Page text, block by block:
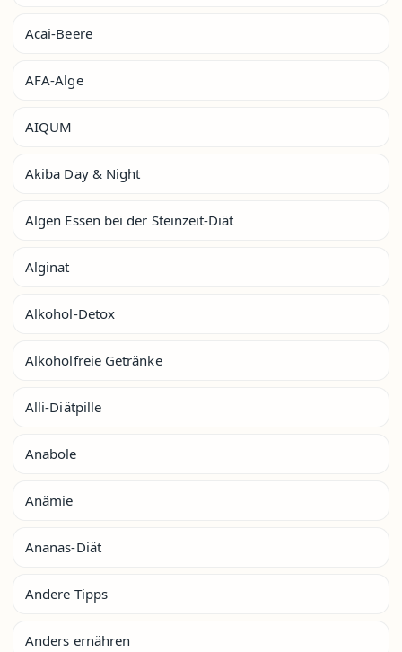
Acai-Beere
AFA-Alge
AIQUM
Akiba Day & Night
Algen Essen bei der Steinzeit-Diät
Alginat
Alkohol-Detox
Alkoholfreie Getränke
Alli-Diätpille
Anabole
Anämie
Ananas-Diät
Andere Tipps
Anders ernähren